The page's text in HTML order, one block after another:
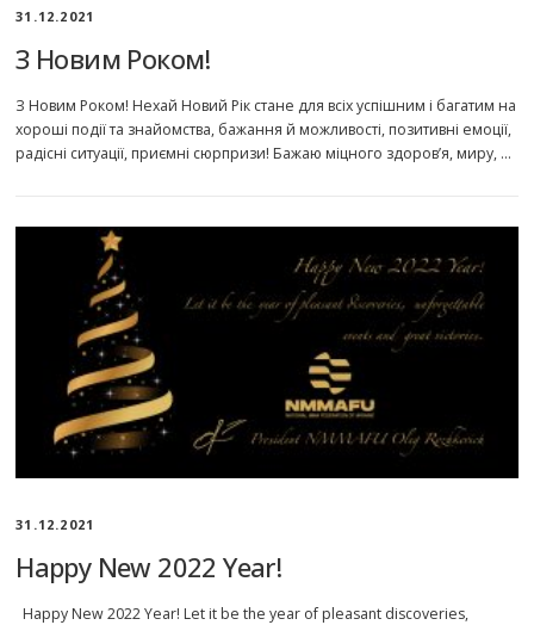
31.12.2021
З Новим Роком!
З Новим Роком! Нехай Новий Рік стане для всіх успішним і багатим на
хороші події та знайомства, бажання й можливості, позитивні емоції,
радісні ситуації, приємні сюрпризи! Бажаю міцного здоров’я, миру, …
31.12.2021
Happy New 2022 Year!
Happy New 2022 Year! Let it be the year of pleasant discoveries,